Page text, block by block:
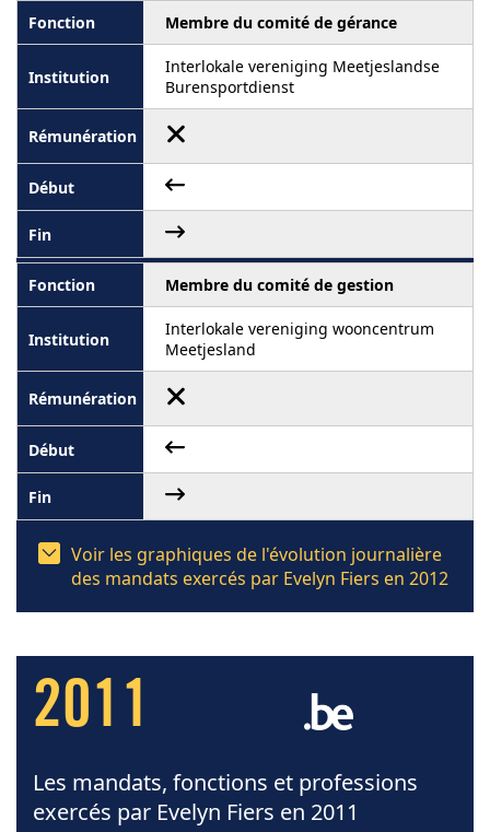
Membre du comité de gérance
Interlokale vereniging Meetjeslandse
Burensportdienst
Membre du comité de gestion
Interlokale vereniging wooncentrum
Meetjesland
Voir les graphiques de l'évolution journalière
des mandats exercés par Evelyn Fiers en 2012
2011
Les mandats, fonctions et professions
exercés par Evelyn Fiers en 2011